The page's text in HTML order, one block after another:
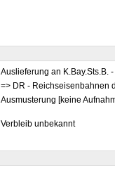
Auslieferung an
=> DR - Reichseisenbahnen
Ausmusterung [keine
Verbleib unbekannt